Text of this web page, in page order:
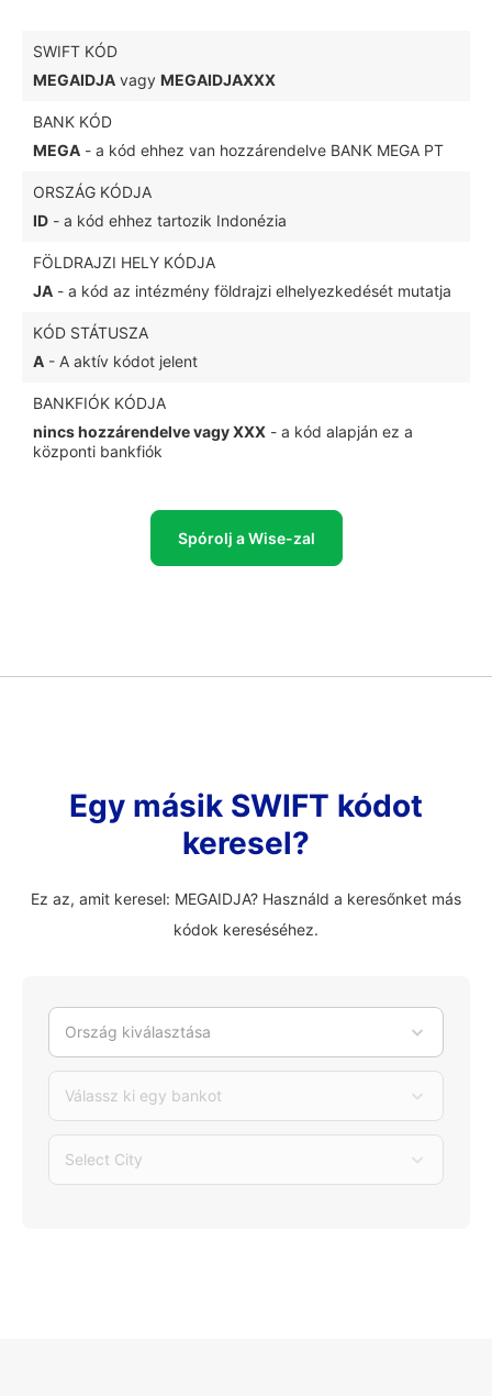
SWIFT KÓD
MEGAIDJA vagy MEGAIDJAXXX
BANK KÓD
MEGA - a kód ehhez van hozzárendelve BANK MEGA PT
ORSZÁG KÓDJA
ID - a kód ehhez tartozik Indonézia
FÖLDRAJZI HELY KÓDJA
JA - a kód az intézmény földrajzi elhelyezkedését mutatja
KÓD STÁTUSZA
A - A aktív kódot jelent
BANKFIÓK KÓDJA
nincs hozzárendelve vagy XXX - a kód alapján ez a
központi bankfiók
Spórolj a Wise-zal
Egy másik SWIFT kódot
keresel?
Ez az, amit keresel: MEGAIDJA? Használd a keresőnket más
kódok kereséséhez.
Ország kiválasztása
Válassz ki egy bankot
Select City